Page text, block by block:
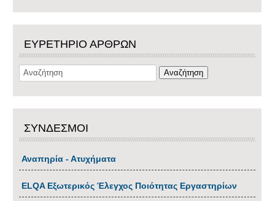
ΕΥΡΕΤΗΡΙΟ ΑΡΘΡΩΝ
ΣΥΝΔΕΣΜΟΙ
Αναπηρία - Ατυχήματα
ΕLQA Εξωτερικός Έλεγχος Ποιότητας Εργαστηρίων